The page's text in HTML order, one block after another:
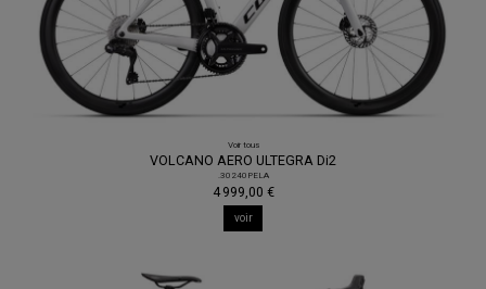
Voir tous
VOLCANO AERO ULTEGRA Di2
.30240PELA
4 999,00 €
voir